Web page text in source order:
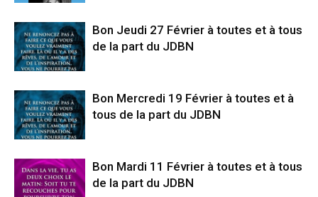
Bon Jeudi 27 Février à toutes et à tous
de la part du JDBN
Bon Mercredi 19 Février à toutes et à
tous de la part du JDBN
Bon Mardi 11 Février à toutes et à tous
de la part du JDBN